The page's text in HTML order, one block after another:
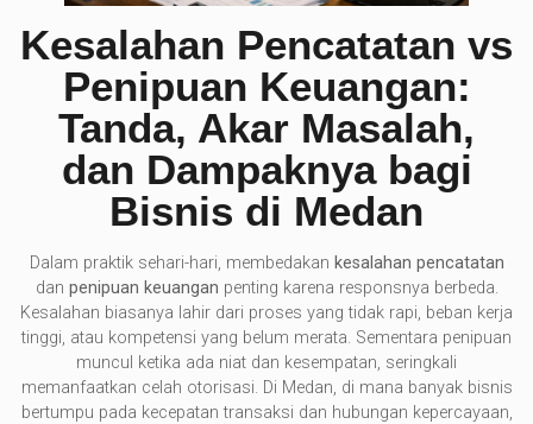
Kesalahan Pencatatan vs
Penipuan Keuangan:
Tanda, Akar Masalah,
dan Dampaknya bagi
Bisnis di Medan
Dalam praktik sehari-hari, membedakan kesalahan pencatatan
dan penipuan keuangan penting karena responsnya berbeda.
Kesalahan biasanya lahir dari proses yang tidak rapi, beban kerja
tinggi, atau kompetensi yang belum merata. Sementara penipuan
muncul ketika ada niat dan kesempatan, seringkali
memanfaatkan celah otorisasi. Di Medan, di mana banyak bisnis
bertumpu pada kecepatan transaksi dan hubungan kepercayaan,